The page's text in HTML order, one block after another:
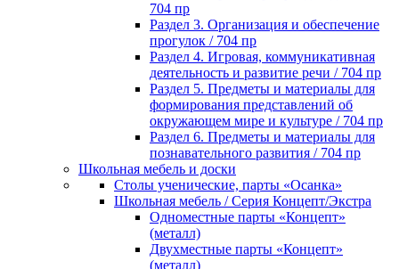
704 пр
Раздел 3. Организация и обеспечение
прогулок / 704 пр
Раздел 4. Игровая, коммуникативная
деятельность и развитие речи / 704 пр
Раздел 5. Предметы и материалы для
формирования представлений об
окружающем мире и культуре / 704 пр
Раздел 6. Предметы и материалы для
познавательного развития / 704 пр
Школьная мебель и доски
Столы ученические, парты «Осанка»
Школьная мебель / Серия Концепт/Экстра
Одноместные парты «Концепт»
(металл)
Двухместные парты «Концепт»
(металл)